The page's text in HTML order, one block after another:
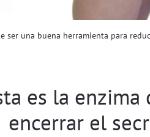
ser una buena herramienta para
es la
encerrar el